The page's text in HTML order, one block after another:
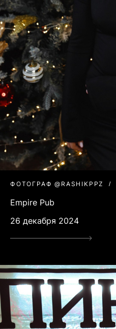
ФОТОГРАФ @RASHIKPPZ
Empire Pub
26 декабря 2024